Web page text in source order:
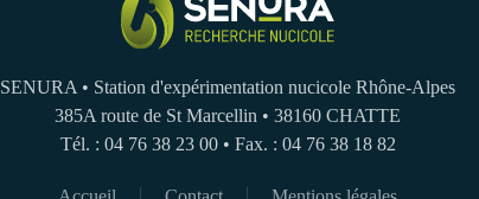
SENURA • Station d'expérimentation nucicole Rhône-Alpes
385A route de St Marcellin • 38160 CHATTE
Tél. : 04 76 38 23 00 • Fax. : 04 76 38 18 82